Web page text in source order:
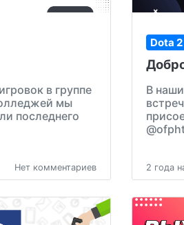
в группе
мы
последнего
Нет комментариев
Dota 2
В
2 года